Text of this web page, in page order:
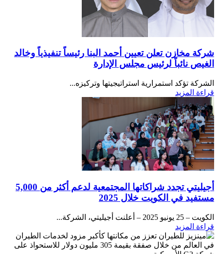
شركة مخازن تعلن تعيين أحمد البنا رئيساً تنفيذياً وخالد
الغيص نائباً لرئيس مجلس الإدارة
الشركة تؤكد استمرارية استراتيجيتها وتركيزه...
قراءة المزيد
أجيليتي تجدد شراكاتها المجتمعية لدعم أكثر من 5,000
مستفيد في الكويت خلال 2025
الكويت – 25 يونيو 2025 – أعلنت أجيليتي، الشركة...
قراءة المزيد